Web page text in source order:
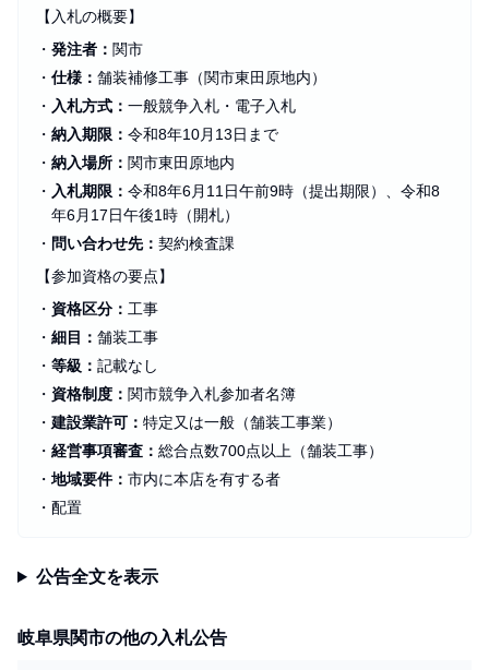
【入札の概要】
・ 発注者： 関市
・ 仕様： 舗装補修工事（関市東田原地内）
・ 入札方式： 一般競争入札・電子入札
・ 納入期限： 令和8年10月13日まで
・ 納入場所： 関市東田原地内
・ 入札期限： 令和8年6月11日午前9時（提出期限）、令和8
年6月17日午後1時（開札）
・ 問い合わせ先： 契約検査課
【参加資格の要点】
・ 資格区分： 工事
・ 細目： 舗装工事
・ 等級： 記載なし
・ 資格制度： 関市競争入札参加者名簿
・ 建設業許可： 特定又は一般（舗装工事業）
・ 経営事項審査： 総合点数700点以上（舗装工事）
・ 地域要件： 市内に本店を有する者
・ 配置
公告全文を表示
岐阜県関市の他の入札公告